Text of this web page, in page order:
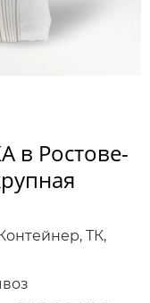
в Ростове-
ТК,